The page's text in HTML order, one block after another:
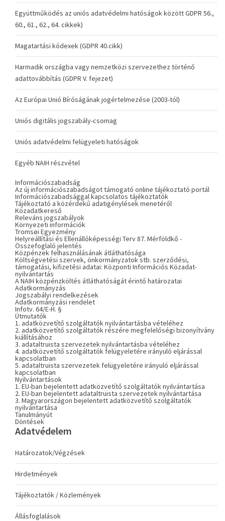
Együttműködés az uniós adatvédelmi hatóságok között GDPR 56.,
60., 61., 62., 64. cikkek)
Magatartási kódexek (GDPR 40.cikk)
Harmadik országba vagy nemzetközi szervezethez történő
adattovábbítás (GDPR V. fejezet)
Az Európai Unió Bíróságának jogértelmezése (2003-tól)
Uniós digitális jogszabály-csomag
Uniós adatvédelmi felügyeleti hatóságok
Egyéb NAIH részvétel
Információszabadság
Az új információszabadságot támogató online tájékoztató portál
Információszabadsággal kapcsolatos tájékoztatók
Tájékoztató a közérdekű adatigénylések menetéről
Közadatkereső
Releváns jogszabályok
Környezeti információk
Tromsøi Egyezmény
Helyreállítási és Ellenállóképességi Terv 87. Mérföldkő -
Összefoglaló jelentés
Közpénzek felhasználásának átláthatósága
Költségvetési szervek, önkormányzatok stb. szerződési,
támogatási, kifizetési adatai: Központi Információs Közadat-
nyilvántartás
A NAIH közpénzköltés átláthatóságát érintő határozatai
Adatkormányzás
Jogszabályi rendelkezések
Adatkormányzási rendelet
Infotv. 64/E-H. §
Útmutatók
1. adatközvetítő szolgáltatók nyilvántartásba vételéhez
2. adatközvetítő szolgáltatók részére megfelelőségi bizonyítvány
kiállításához
3. adataltruista szervezetek nyilvántartásba vételéhez
4. adatközvetítő szolgáltatók felügyeletére irányuló eljárással
kapcsolatban
5. adataltruista szervezetek felügyeletére irányuló eljárással
kapcsolatban
Nyilvántartások
1. EU-ban bejelentett adatközvetítő szolgáltatók nyilvántartása
2. EU-ban bejelentett adataltruista szervezetek nyilvántartása
3. Magyarországon bejelentett adatközvetítő szolgáltatók
nyilvántartása
Tanulmányút
Döntések
Adatvédelem
Határozatok/Végzések
Hirdetmények
Tájékoztatók / Közlemények
Állásfoglalások